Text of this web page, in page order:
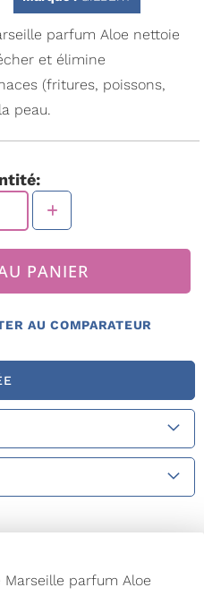
parfum Aloe nettoie
et élimine
(fritures, poissons,
peau.
PANIER
AU COMPARATEUR
parfum Aloe